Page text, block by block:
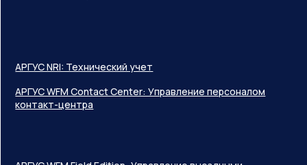
АРГУС NRI: Технический учет
АРГУС WFM Contact Center: Управление персоналом
контакт-центра